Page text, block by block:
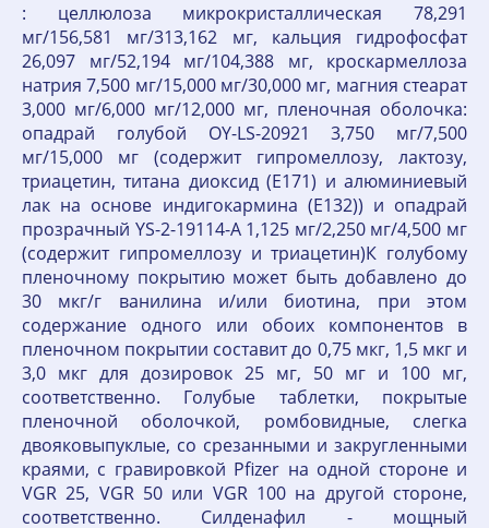
: целлюлоза микрокристаллическая 78,291
мг/156,581 мг/313,162 мг, кальция гидрофосфат
26,097 мг/52,194 мг/104,388 мг, кроскармеллоза
натрия 7,500 мг/15,000 мг/30,000 мг, магния стеарат
3,000 мг/6,000 мг/12,000 мг, пленочная оболочка:
опадрай голубой OY-LS-20921 3,750 мг/7,500
мг/15,000 мг (содержит гипромеллозу, лактозу,
триацетин, титана диоксид (Е171) и алюминиевый
лак на основе индигокармина (Е132)) и опадрай
прозрачный YS-2-19114-А 1,125 мг/2,250 мг/4,500 мг
(содержит гипромеллозу и триацетин)К голубому
пленочному покрытию может быть добавлено до
30 мкг/г ванилина и/или биотина, при этом
содержание одного или обоих компонентов в
пленочном покрытии составит до 0,75 мкг, 1,5 мкг и
3,0 мкг для дозировок 25 мг, 50 мг и 100 мг,
соответственно. Голубые таблетки, покрытые
пленочной оболочкой, ромбовидные, слегка
двояковыпуклые, со срезанными и закругленными
краями, с гравировкой Pfizer на одной стороне и
VGR 25, VGR 50 или VGR 100 на другой стороне,
соответственно. Силденафил - мощный